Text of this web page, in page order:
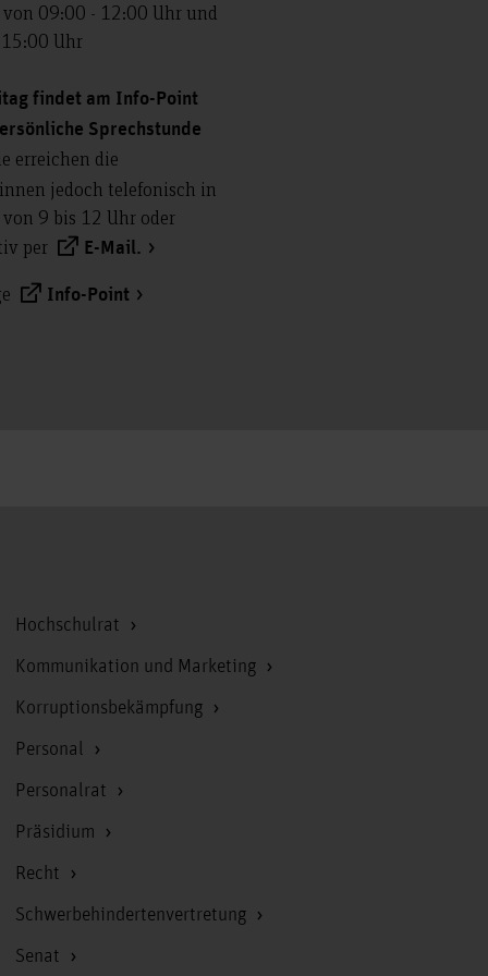
von 09:00 - 12:00 Uhr und
Uhr
findet am Info-Point
Sprechstunde
erreichen die
jedoch telefonisch in
9 bis 12 Uhr oder
per
E-Mail.
Info-Point
Hochschulrat
Kommunikation und Marketing
Korruptionsbekämpfung
Personal
Personalrat
Präsidium
Recht
Schwerbehindertenvertretung
Senat